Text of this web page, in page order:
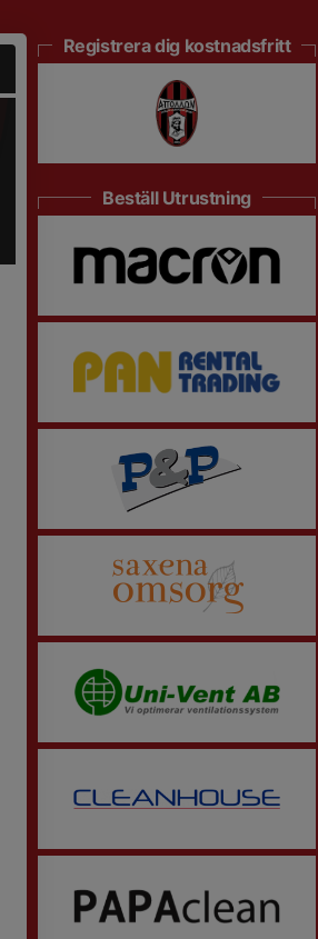
Registrera dig kostnadsfritt
Beställ Utrustning